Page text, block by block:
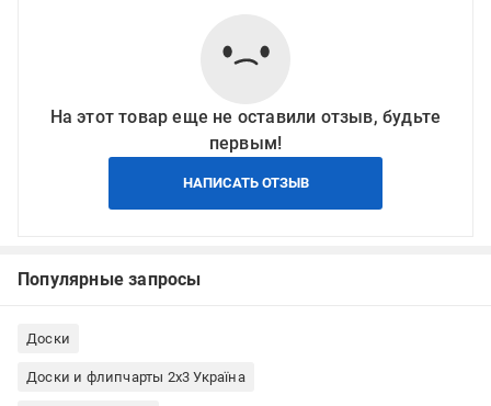
На этот товар еще не оставили отзыв, будьте
первым!
НАПИСАТЬ ОТЗЫВ
Популярные запросы
Доски
Доски и флипчарты 2х3 Україна